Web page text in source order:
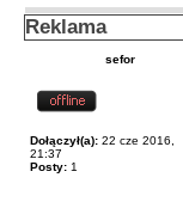
Reklama
sefor
Dołączył(a): 22 cze 2016,
21:37
Posty: 1